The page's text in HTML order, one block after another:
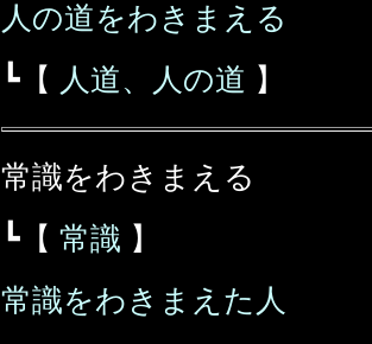
人の道をわきまえる
┗【 人道、人の道 】
常識をわきまえる
┗【 常識 】
常識をわきまえた人